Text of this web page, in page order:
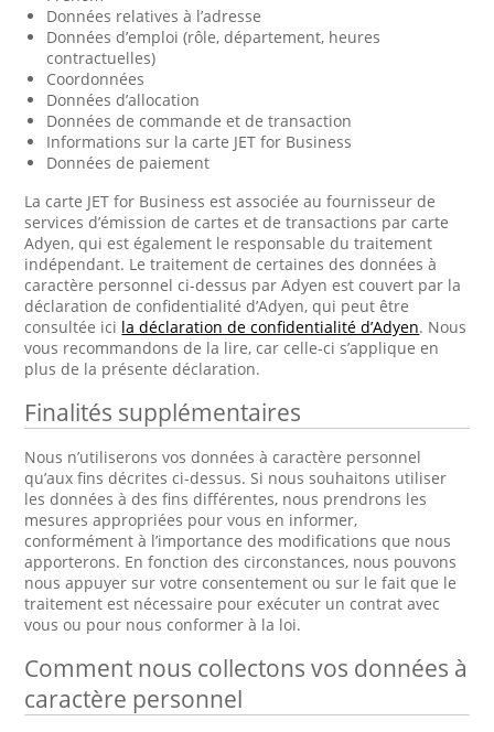
Données relatives à l’adresse
Données d’emploi (rôle, département, heures
contractuelles)
Coordonnées
Données d’allocation
Données de commande et de transaction
Informations sur la carte JET for Business
Données de paiement
La carte JET for Business est associée au fournisseur de
services d’émission de cartes et de transactions par carte
Adyen, qui est également le responsable du traitement
indépendant. Le traitement de certaines des données à
caractère personnel ci-dessus par Adyen est couvert par la
déclaration de confidentialité d’Adyen, qui peut être
consultée ici la déclaration de confidentialité d’Adyen. Nous
vous recommandons de la lire, car celle-ci s’applique en
plus de la présente déclaration.
Finalités supplémentaires
Nous n’utiliserons vos données à caractère personnel
qu’aux fins décrites ci-dessus. Si nous souhaitons utiliser
les données à des fins différentes, nous prendrons les
mesures appropriées pour vous en informer,
conformément à l’importance des modifications que nous
apporterons. En fonction des circonstances, nous pouvons
nous appuyer sur votre consentement ou sur le fait que le
traitement est nécessaire pour exécuter un contrat avec
vous ou pour nous conformer à la loi.
Comment nous collectons vos données à
caractère personnel